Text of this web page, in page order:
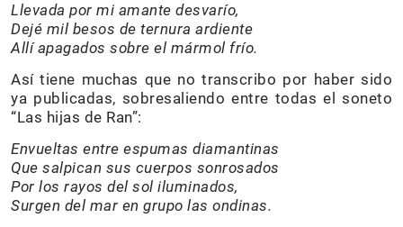
Llevada por mi amante desvarío,
Dejé mil besos de ternura ardiente
Allí apagados sobre el mármol frío.
Así tiene muchas que no transcribo por haber sido
ya publicadas, sobresaliendo entre todas el soneto
“Las hijas de Ran”:
Envueltas entre espumas diamantinas
Que salpican sus cuerpos sonrosados
Por los rayos del sol iluminados,
Surgen del mar en grupo las ondinas.